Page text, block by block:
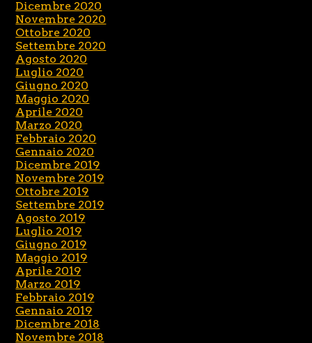
Dicembre 2020
Novembre 2020
Ottobre 2020
Settembre 2020
Agosto 2020
Luglio 2020
Giugno 2020
Maggio 2020
Aprile 2020
Marzo 2020
Febbraio 2020
Gennaio 2020
Dicembre 2019
Novembre 2019
Ottobre 2019
Settembre 2019
Agosto 2019
Luglio 2019
Giugno 2019
Maggio 2019
Aprile 2019
Marzo 2019
Febbraio 2019
Gennaio 2019
Dicembre 2018
Novembre 2018